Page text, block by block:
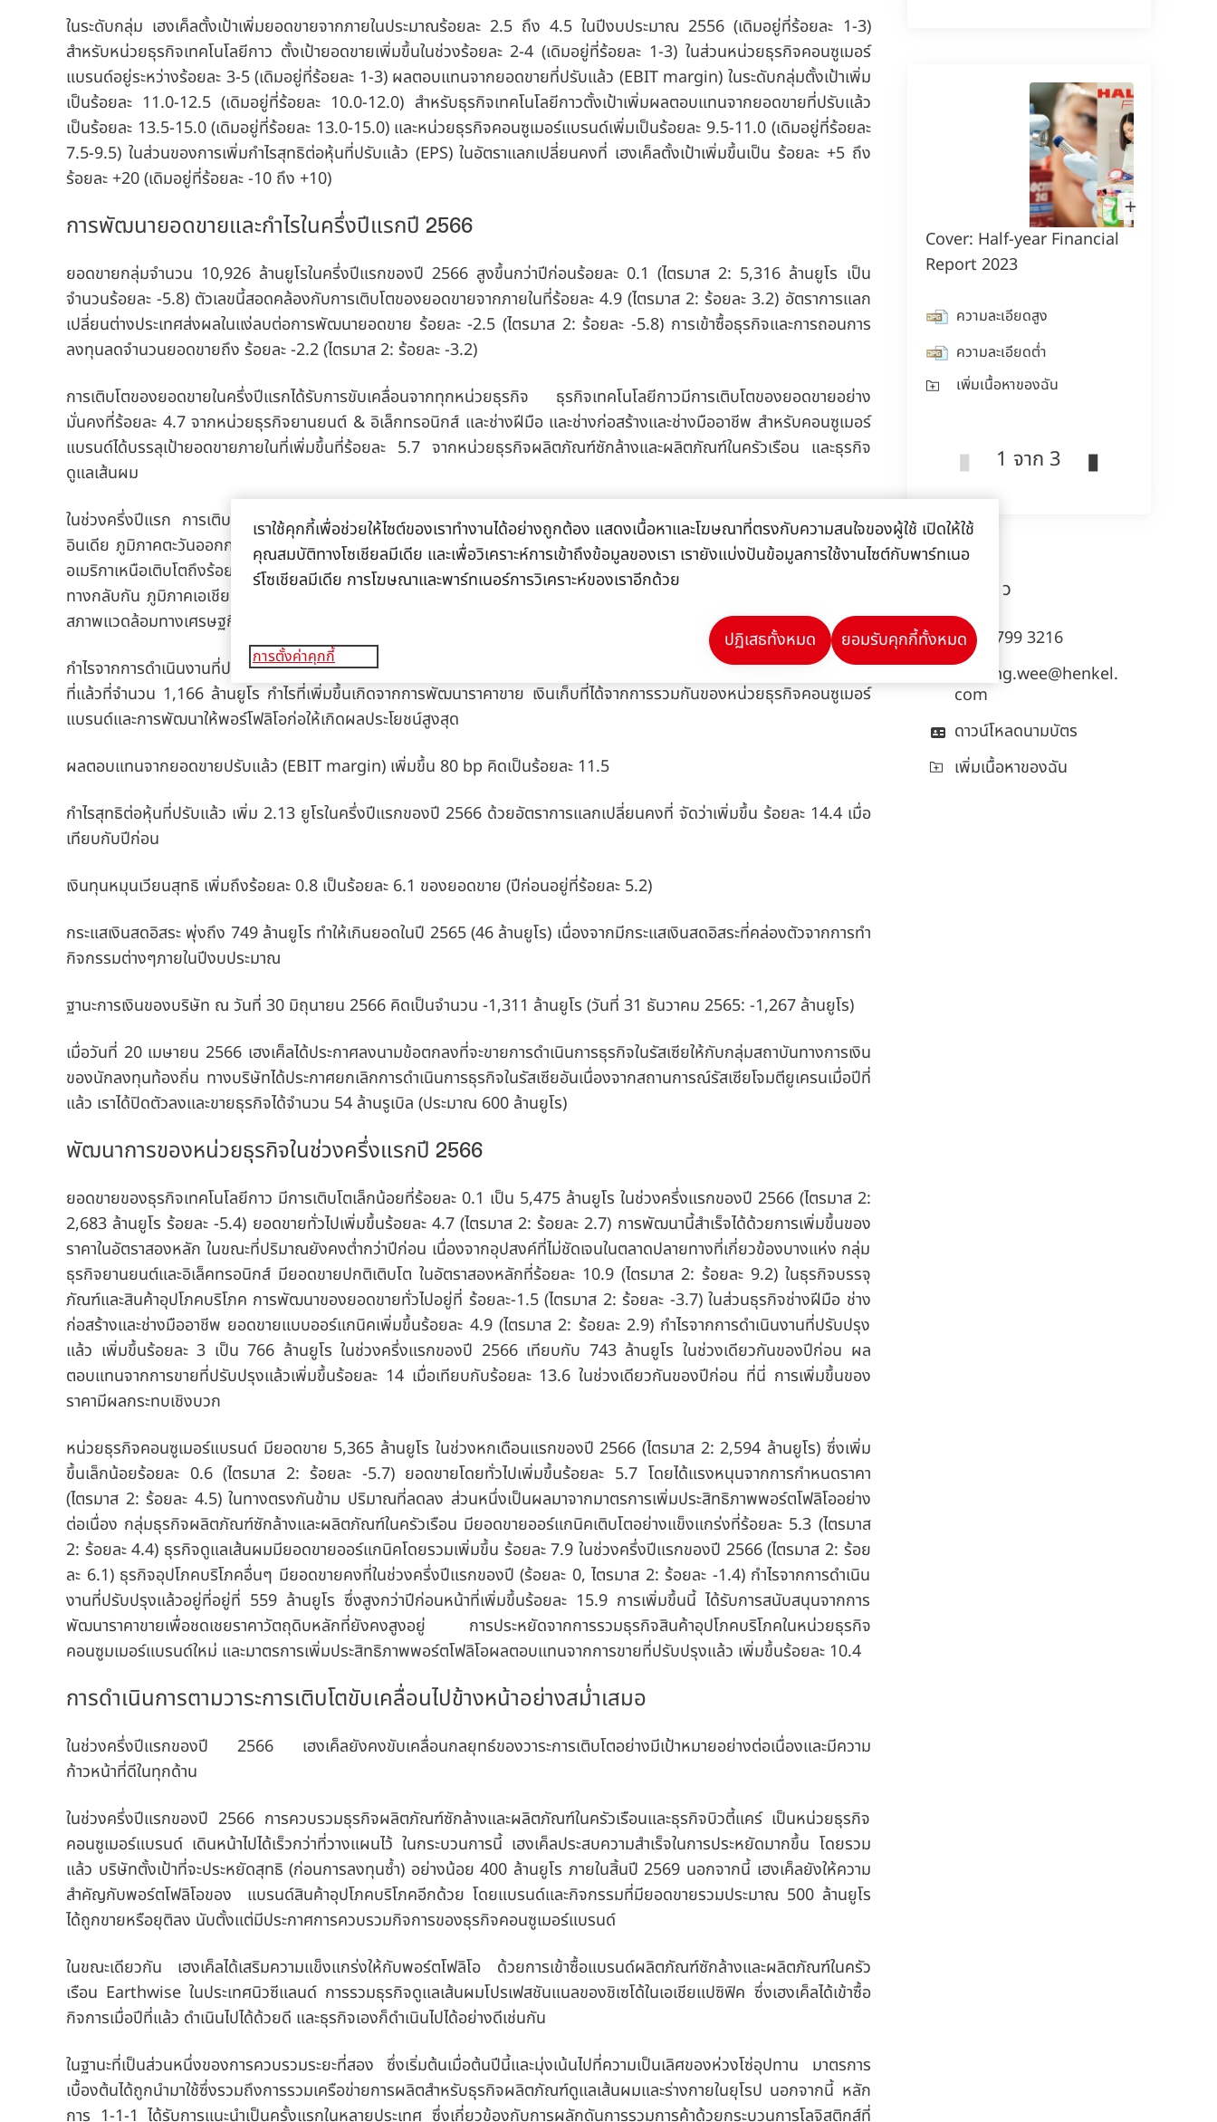
ในระดับกลุ่ม เฮงเค็ลตั้งเป้าเพิ่มยอดขายจากภายในประมาณร้อยละ 2.5 ถึง 4.5 ในปีงบประมาณ 2556(เดิมอยู่ที่ร้อยละ 1-3)
สำหรับหน่วยธุรกิจเทคโนโลยีกาว ตั้งเป้ายอดขายเพิ่มขึ้นในช่วงร้อยละ 2-4(เดิมอยู่ที่ร้อยละ 1-3) ในส่วนหน่วยธุรกิจคอนซูเมอร์
แบรนด์อยู่ระหว่างร้อยละ 3-5(เดิมอยู่ที่ร้อยละ 1-3) ผลตอบแทนจากยอดขายที่ปรับแล้ว (EBIT margin) ในระดับกลุ่มตั้งเป้าเพิ่ม
เป็นร้อยละ 11.0-12.5(เดิมอยู่ที่ร้อยละ 10.0-12.0) สำหรับธุรกิจเทคโนโลยีกาวตั้งเป้าเพิ่มผลตอบแทนจากยอดขายที่ปรับแล้ว
เป็นร้อยละ 13.5-15.0(เดิมอยู่ที่ร้อยละ 13.0-15.0) และหน่วยธุรกิจคอนซูเมอร์แบรนด์เพิ่มเป็นร้อยละ 9.5-11.0 (เดิมอยู่ที่ร้อยละ
7.5-9.5) ในส่วนของการเพิ่มกำไรสุทธิต่อหุ้นที่ปรับแล้ว (EPS) ในอัตราแลกเปลี่ยนคงที่ เฮงเค็ลตั้งเป้าเพิ่มขึ้นเป็น ร้อยละ +5 ถึง
ร้อยละ +20(เดิมอยู่ที่ร้อยละ -10 ถึง +10)
การพัฒนายอดขายและกำไรในครึ่งปีแรกปี 2566
ยอดขายกลุ่มจำนวน 10,926 ล้านยูโรในครึ่งปีแรกของปี 2566 สูงขึ้นกว่าปีก่อนร้อยละ 0.1(ไตรมาส 2: 5,316 ล้านยูโร เป็น
จำนวนร้อยละ -5.8) ตัวเลขนี้สอดคล้องกับการเติบโตของยอดขายจากภายในที่ร้อยละ 4.9(ไตรมาส 2: ร้อยละ 3.2) อัตราการแลก
เปลี่ยนต่างประเทศส่งผลในแง่ลบต่อการพัฒนายอดขาย ร้อยละ -2.5 (ไตรมาส 2: ร้อยละ -5.8) การเข้าซื้อธุรกิจและการถอนการ
ลงทุนลดจำนวนยอดขายถึง ร้อยละ -2.2(ไตรมาส 2: ร้อยละ -3.2)
การเติบโตของยอดขายในครึ่งปีแรกได้รับการขับเคลื่อนจากทุกหน่วยธุรกิจ ธุรกิจเทคโนโลยีกาวมีการเติบโตของยอดขายอย่าง
มั่นคงที่ร้อยละ 4.7 จากหน่วยธุรกิจยานยนต์ & อิเล็กทรอนิกส์ และช่างฝีมือ และช่างก่อสร้างและช่างมืออาชีพ สำหรับคอนซูเมอร์
แบรนด์ได้บรรลุเป้ายอดขายภายในที่เพิ่มขึ้นที่ร้อยละ 5.7 จากหน่วยธุรกิจผลิตภัณฑ์ซักล้างและผลิตภัณฑ์ในครัวเรือน และธุรกิจ
ดูแลเส้นผม
ในช่วงครึ่งปีแรก การเติบโตของยอดขายภายในของภูมิภาคยุโรปพุ่งถึงร้อยละ 2.4(ไตรมาส 2: ร้อยละ 0.8) ในส่วนประเทศ
อินเดีย ภูมิภาคตะวันออกกลางและแอฟริกา(IMEA) มียอดขายภายในเพิ่มขึ้นถึงร้อยละ 25.7(ไตรมาส 2: ร้อยละ 23.6) ภูมิภาค
อเมริกาเหนือเติบโตถึงร้อยละ 3.8(ไตรมาส 2: ร้อยละ 0.9) ภูมิภาคละตินอเมริกาเติบโตถึงร้อยละ 13.2
(ไตรมาส 2: ร้อยละ 9.4) ใน
ทางกลับกัน ภูมิภาคเอเชียแปซิฟิกมียอดขายภายในติดลบอยู่ที่ ร้อยละ -2.7
สภาพแวดล้อมทางเศรษฐกิจที่ท้าทายในประเทศจีน
กำไรจากการดำเนินงานที่ปรับแล้ว(EBITที่ปรับแล้ว
เพิ่มขึ้นในช่วงครึ่งปีแรกถึงร้อยละ 7.6 เป็นจำนวน 1,254 ล้านยูโร เทียบกับปี
ที่แล้วที่จำนวน 1,166 ล้านยูโร กำไรที่เพิ่มขึ้นเกิดจากการพัฒนาราคาขาย เงินเก็บที่ได้จากการรวมกันของหน่วยธุรกิจคอนซูเมอร์
แบรนด์และการพัฒนาให้พอร์โฟลิโอก่อให้เกิดผลประโยชน์สูงสุด
ผลตอบแทนจากยอดขายปรับแล้ว (EBIT margin) เพิ่มขึ้น 80 bp คิดเป็นร้อยละ 11.5
กำไรสุทธิต่อหุ้นที่ปรับแล้ว เพิ่ม 2.13 ยูโรในครึ่งปีแรกของปี 2566 ด้วยอัตราการแลกเปลี่ยนคงที่ จัดว่าเพิ่มขึ้น ร้อยละ 14.4 เมื่อ
เทียบกับปีก่อน
เงินทุนหมุนเวียนสุทธิ เพิ่มถึงร้อยละ 0.8 เป็นร้อยละ 6.1 ของยอดขาย (ปีก่อนอยู่ที่ร้อยละ 5.2)
กระแสเงินสดอิสระพุ่งถึง 749 ล้านยูโร ทำให้เกินยอดในปี 2565 (46 ล้านยูโร) เนื่องจากมีกระแสเงินสดอิสระที่คล่องตัวจากการทำ
กิจกรรมต่างๆภายในปีงบประมาณ
ฐานะการเงินของบริษัท ณ วันที่ 30 มิถุนายน 2566 คิดเป็นจำนวน -1,311 ล้านยูโร (วันที่ 31 ธันวาคม 2565: -1,267 ล้านยูโร)
เมื่อวันที่ 20 เมษายน 2566 เฮงเค็ลได้ประกาศลงนามข้อตกลงที่จะขายการดำเนินการธุรกิจในรัสเซียให้กับกลุ่มสถาบันทางการเงิน
ของนักลงทุนท้องถิ่น ทางบริษัทได้ประกาศยกเลิกการดำเนินการธุรกิจในรัสเซียอันเนื่องจากสถานการณ์รัสเซียโจมตียูเครนเมื่อปีที่
แล้ว เราได้ปิดตัวลงและขายธุรกิจได้จำนวน 54 ล้านรูเบิล (ประมาณ 600 ล้านยูโร)
พัฒนาการของหน่วยธุรกิจในช่วงครึ่งแรกปี 2566
ยอดขายของธุรกิจเทคโนโลยีกาว มีการเติบโตเล็กน้อยที่ร้อยละ 0.1 เป็น 5,475 ล้านยูโร ในช่วงครึ่งแรกของปี 2566 (ไตรมาส 2:
2,683 ล้านยูโร ร้อยละ -5.4) ยอดขายทั่วไปเพิ่มขึ้นร้อยละ 4.7 (ไตรมาส 2: ร้อยละ 2.7) การพัฒนานี้สำเร็จได้ด้วยการเพิ่มขึ้นของ
ราคาในอัตราสองหลัก ในขณะที่ปริมาณยังคงต่ำกว่าปีก่อน เนื่องจากอุปสงค์ที่ไม่ชัดเจนในตลาดปลายทางที่เกี่ยวข้องบางแห่ง กลุ่ม
ธุรกิจยานยนต์และอิเล็คทรอนิกส์ มียอดขายปกติเติบโต ในอัตราสองหลักที่ร้อยละ 10.9 (ไตรมาส 2: ร้อยละ 9.2) ในธุรกิจบรรจุ
ภัณฑ์และสินค้าอุปโภคบริโภค การพัฒนาของยอดขายทั่วไปอยู่ที่ ร้อยละ-1.5 (ไตรมาส 2: ร้อยละ -3.7) ในส่วนธุรกิจช่างฝีมือ ช่าง
ก่อสร้างและช่างมืออาชีพ ยอดขายแบบออร์แกนิคเพิ่มขึ้นร้อยละ 4.9 (ไตรมาส 2: ร้อยละ 2.9) กำไรจากการดำเนินงานที่ปรับปรุง
แล้ว เพิ่มขึ้นร้อยละ 3 เป็น 766 ล้านยูโร ในช่วงครึ่งแรกของปี 2566 เทียบกับ 743 ล้านยูโร ในช่วงเดียวกันของปีก่อน ผล
ตอบแทนจากการขายที่ปรับปรุงแล้วเพิ่มขึ้นร้อยละ 14 เมื่อเทียบกับร้อยละ 13.6 ในช่วงเดียวกันของปีก่อน ที่นี่ การเพิ่มขึ้นของ
ราคามีผลกระทบเชิงบวก
หน่วยธุรกิจคอนซูเมอร์แบรนด์ มียอดขาย 5,365 ล้านยูโร ในช่วงหกเดือนแรกของปี 2566 (ไตรมาส 2: 2,594 ล้านยูโร) ซึ่งเพิ่ม
ขึ้นเล็กน้อยร้อยละ 0.6 (ไตรมาส 2: ร้อยละ -5.7) ยอดขายโดยทั่วไปเพิ่มขึ้นร้อยละ 5.7 โดยได้แรงหนุนจากการกำหนดราคา
(ไตรมาส 2: ร้อยละ 4.5) ในทางตรงกันข้าม ปริมาณที่ลดลง ส่วนหนึ่งเป็นผลมาจากมาตรการเพิ่มประสิทธิภาพพอร์ตโฟลิโออย่าง
ต่อเนื่อง กลุ่มธุรกิจผลิตภัณฑ์ซักล้างและผลิตภัณฑ์ในครัวเรือน มียอดขายออร์แกนิคเติบโตอย่างแข็งแกร่งที่ร้อยละ 5.3 (ไตรมาส
2: ร้อยละ 4.4) ธุรกิจดูแลเส้นผมมียอดขายออร์แกนิคโดยรวมเพิ่มขึ้น ร้อยละ 7.9 ในช่วงครึ่งปีแรกของปี 2566 (ไตรมาส 2: ร้อย
ละ 6.1) ธุรกิจอุปโภคบริโภคอื่นๆ มียอดขายคงที่ในช่วงครึ่งปีแรกของปี (ร้อยละ 0, ไตรมาส 2: ร้อยละ -1.4) กำไรจากการดำเนิน
งานที่ปรับปรุงแล้วอยู่ที่อยู่ที่ 559 ล้านยูโร ซึ่งสูงกว่าปีก่อนหน้าที่เพิ่มขึ้นร้อยละ 15.9 การเพิ่มขึ้นนี้ ได้รับการสนับสนุนจากการ
พัฒนาราคาขายเพื่อชดเชยราคาวัตถุดิบหลักที่ยังคงสูงอยู่ การประหยัดจากการรวมธุรกิจสินค้าอุปโภคบริโภคในหน่วยธุรกิจ
คอนซูมเมอร์แบรนด์ใหม่ และมาตรการเพิ่มประสิทธิภาพพอร์ตโฟลิโอผลตอบแทนจากการขายที่ปรับปรุงแล้ว เพิ่มขึ้นร้อยละ 10.4
การดำเนินการตามวาระการเติบโตขับเคลื่อนไปข้างหน้าอย่างสม่ำเสมอ
ในช่วงครึ่งปีแรกของปี 2566 เฮงเค็ลยังคงขับเคลื่อนกลยุทธ์ของวาระการเติบโตอย่างมีเป้าหมายอย่างต่อเนื่องและมีความ
ก้าวหน้าที่ดีในทุกด้าน
ในช่วงครึ่งปีแรกของปี 2566 การควบรวมธุรกิจผลิตภัณฑ์ซักล้างและผลิตภัณฑ์ในครัวเรือนและธุรกิจบิวตี้แคร์ เป็นหน่วยธุรกิจ
คอนซูเมอร์แบรนด์ เดินหน้าไปได้เร็วกว่าที่วางแผนไว้ ในกระบวนการนี้ เฮงเค็ลประสบความสำเร็จในการประหยัดมากขึ้น โดยรวม
แล้ว บริษัทตั้งเป้าที่จะประหยัดสุทธิ(ก่อนการลงทุนซ้ำ) อย่างน้อย 400 ล้านยูโร ภายในสิ้นปี 2569 นอกจากนี้ เฮงเค็ลยังให้ความ
สำคัญกับพอร์ตโฟลิโอของ แบรนด์สินค้าอุปโภคบริโภคอีกด้วย โดยแบรนด์และกิจกรรมที่มียอดขายรวมประมาณ 500 ล้านยูโร
ได้ถูกขายหรือยุติลง นับตั้งแต่มีประกาศการควบรวมกิจการของธุรกิจคอนซูเมอร์แบรนด์
ในขณะเดียวกัน เฮงเค็ลได้เสริมความแข็งแกร่งให้กับพอร์ตโฟลิโอ ด้วยการเข้าซื้อแบรนด์ผลิตภัณฑ์ซักล้างและผลิตภัณฑ์ในครัว
เรือน Earthwise ในประเทศนิวซีแลนด์ การรวมธุรกิจดูแลเส้นผมโปรเฟสชันแนลของชิเซโด้ในเอเชียแปซิฟิค ซึ่งเฮงเค็ลได้เข้าซื้อ
กิจการเมื่อปีที่แล้ว ดำเนินไปได้ด้วยดี และธุรกิจเองก็ดำเนินไปได้อย่างดีเช่นกัน
ในฐานะที่เป็นส่วนหนึ่งของการควบรวมระยะที่สอง ซึ่งเริ่มต้นเมื่อต้นปีนี้และมุ่งเน้นไปที่ความเป็นเลิศของห่วงโซ่อุปทาน มาตรการ
เบื้องต้นได้ถูกนำมาใช้ซึ่งรวมถึงการรวมเครือข่ายการผลิตสำหรับธุรกิจผลิตภัณฑ์ดูแลเส้นผมและร่างกายในยุโรป นอกจากนี้ หลัก
การ 1-1-1 ได้รับการแนะนำเป็นครั้งแรกในหลายประเทศ ซึ่งเกี่ยวข้องกับการผลักดันการรวมการค้าด้วยกระบวนการโลจิสติกส์ที่
เปิด
รูป
ใน
Cover: Half-year Financial
Report 2023
ความละเอียดสูง
ความละเอียดต่ำ
เพิ่มเนื้อหาของฉัน
1 จาก 3
ว
+65 8799 3216
meiling.wee@henkel.
com
ดาวน์โหลดนามบัตร
เพิ่มเนื้อหาของฉัน
เราใช้คุกกี้เพื่อช่วยให้ไซต์ของเราทำงานได้อย่างถูกต้อง แสดงเนื้อหาและโฆษณาที่ตรงกับความสนใจของผู้ใช้ เปิดให้ใช้
คุณสมบัติทางโซเชียลมีเดีย และเพื่อวิเคราะห์การเข้าถึงข้อมูลของเรา เรายังแบ่งปันข้อมูลการใช้งานไซต์กับพาร์ทเนอ
ร์โซเชียลมีเดีย การโฆษณาและพาร์ทเนอร์การวิเคราะห์ของเราอีกด้วย
การตั้งค่าคุกกี้
ปฏิเสธทั้งหมด ยอมรับคุกกี้ทั้งหมด